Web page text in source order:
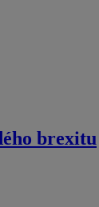
brexitu